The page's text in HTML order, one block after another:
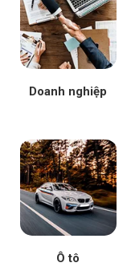
Doanh nghiệp
Ô tô